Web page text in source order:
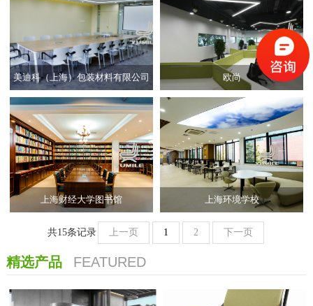
美迪科（上海）包装材料有限公司 欧尚
上海财经大学图书馆 上海环境学校
共15条记录 上一页 1 2 下一页
精选产品 FEATURED